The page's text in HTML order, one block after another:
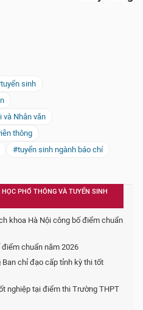
sinh
và Nhân văn
thông
#tuyển sinh ngành báo chí
PHỔ THÔNG VÀ TUYỂN SINH
khoa Hà Nội công bố điểm chuẩn
chuẩn năm 2026
chỉ đạo cấp tỉnh kỳ thi tốt
nghiệp tại điểm thi Trường THPT